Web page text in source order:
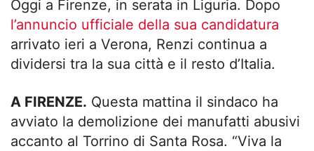
Oggi a Firenze, in serata in Liguria. Dopo
l’annuncio ufficiale della sua candidatura
arrivato ieri a Verona, Renzi continua a
dividersi tra la sua città e il resto d’Italia.
A FIRENZE. Questa mattina il sindaco ha
avviato la demolizione dei manufatti abusivi
accanto al Torrino di Santa Rosa. “Viva la